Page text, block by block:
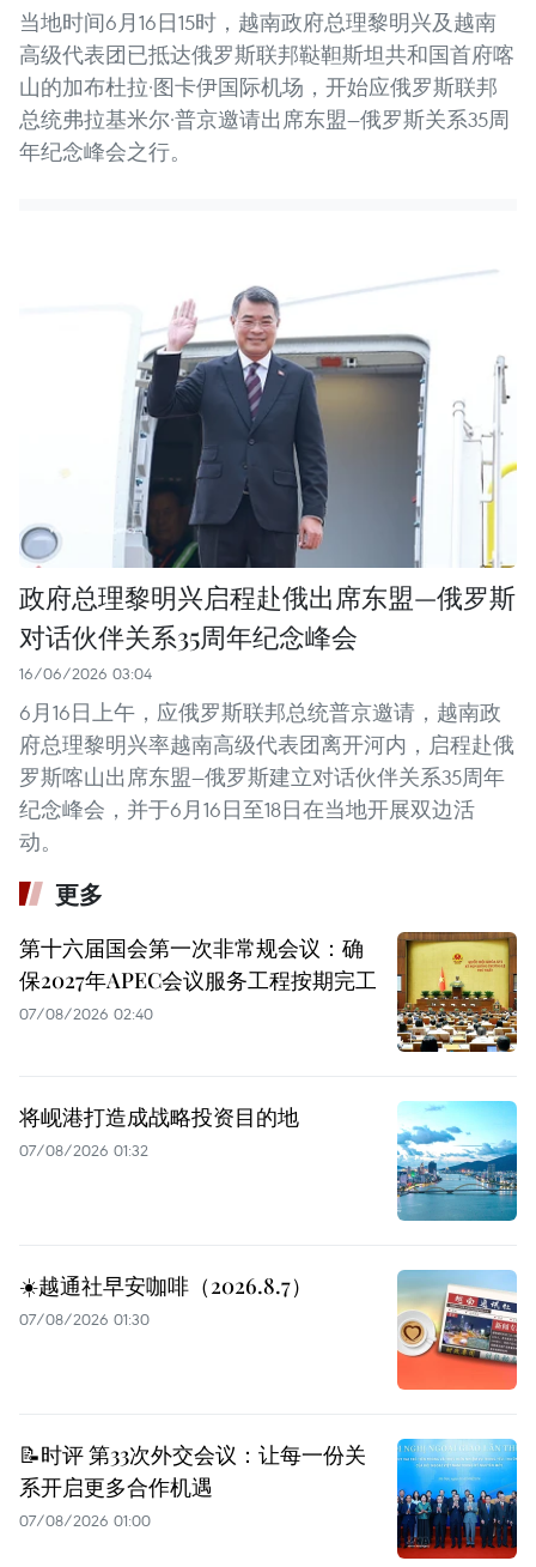
当地时间6月16日15时，越南政府总理黎明兴及越南
高级代表团已抵达俄罗斯联邦鞑靼斯坦共和国首府喀
山的加布杜拉·图卡伊国际机场，开始应俄罗斯联邦
总统弗拉基米尔·普京邀请出席东盟—俄罗斯关系35周
年纪念峰会之行。
政府总理黎明兴启程赴俄出席东盟—俄罗斯
对话伙伴关系35周年纪念峰会
16/06/2026 03:04
6月16日上午，应俄罗斯联邦总统普京邀请，越南政
府总理黎明兴率越南高级代表团离开河内，启程赴俄
罗斯喀山出席东盟—俄罗斯建立对话伙伴关系35周年
纪念峰会，并于6月16日至18日在当地开展双边活
动。
更多
第十六届国会第一次非常规会议：确
保2027年APEC会议服务工程按期完工
07/08/2026 02:40
将岘港打造成战略投资目的地
07/08/2026 01:32
☀️越通社早安咖啡（2026.8.7）
07/08/2026 01:30
📝时评 第33次外交会议：让每一份关
系开启更多合作机遇
07/08/2026 01:00